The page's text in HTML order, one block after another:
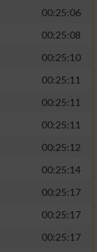
00:25:06
00:25:08
00:25:10
00:25:11
00:25:11
00:25:11
00:25:12
00:25:14
00:25:17
00:25:17
00:25:17